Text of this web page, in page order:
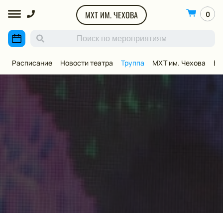
МХТ ИМ. ЧЕХОВА 0
Расписание Новости театра Труппа МХТ им. Чехова